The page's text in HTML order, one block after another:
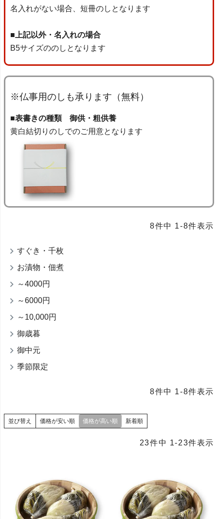
名入れがない場合、短冊のしとなります
■上記以外・名入れの場合
B5サイズののしとなります
※仏事用のしも承ります（無料）
■表書きの種類 御供・粗供養
黄白結切りのしでのご用意となります
8件中 1-8件表示
すぐき・千枚
お漬物・佃煮
～4000円
～6000円
～10,000円
御歳暮
御中元
季節限定
8件中 1-8件表示
並び替え 価格が安い順 価格が高い順 新着順
23件中 1-23件表示